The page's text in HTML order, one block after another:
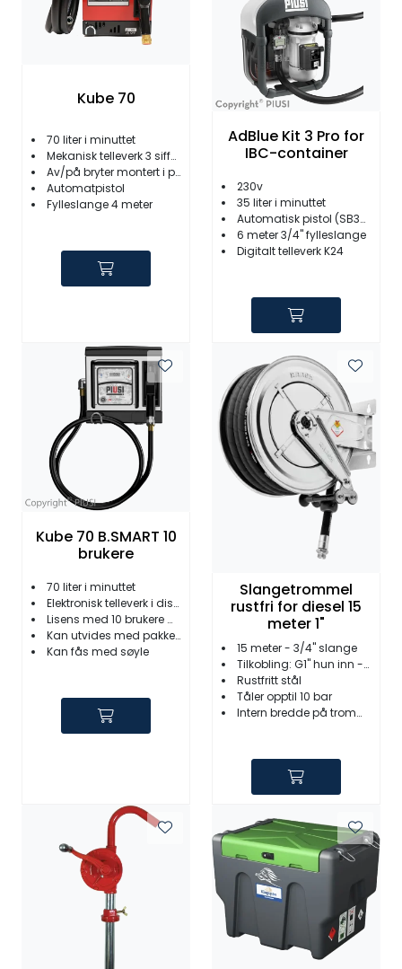
Kube 70
70 liter i minuttet
Mekanisk telleverk 3 siffer med nullstillingsratt
Av/på bryter montert i pistoloppheng
Automatpistol
Fylleslange 4 meter
AdBlue Kit 3 Pro for
IBC-container
230v
35 liter i minuttet
Automatisk pistol (SB325)
6 meter 3/4" fylleslange
Digitalt telleverk K24
Kube 70 B.SMART 10
brukere
70 liter i minuttet
Elektronisk telleverk i display
Lisens med 10 brukere medfølger
Kan utvides med pakke 50 brukere
Kan fås med søyle
Slangetrommel
rustfri for diesel 15
meter 1"
15 meter - 3/4" slange
Tilkobling: G1" hun inn - G1" han ut
Rustfritt stål
Tåler opptil 10 bar
Intern bredde på trommel: 165mm